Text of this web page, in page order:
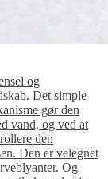
og
Det simple
gør den
vand, og ved at
den
Den er velegnet
Og